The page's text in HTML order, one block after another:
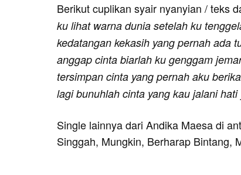
Berikut cuplikan syair nyanyian / teks
ku lihat warna dunia setelah ku
kedatangan kekasih yang pernah ada
anggap cinta biarlah ku genggam
tersimpan cinta yang pernah aku
lagi bunuhlah cinta yang kau jalani hati
Single lainnya dari Andika Maesa di
Singgah, Mungkin, Berharap Bintang,